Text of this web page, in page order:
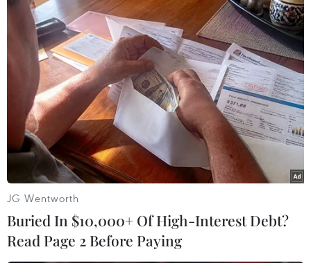
Theo dõi VietnamPlus
TIN LIÊN QUAN
JG Wentworth
Buried In $10,000+ Of High-Interest Debt?
Read Page 2 Before Paying